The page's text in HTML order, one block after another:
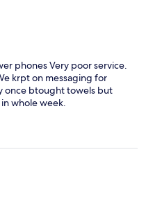
phones Very poor service.
krpt on messaging for
once btought towels but
whole week.